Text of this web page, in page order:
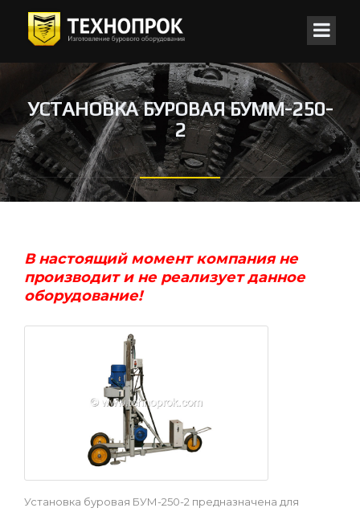
УСТАНОВКА БУРОВАЯ БУММ-250-
2
В настоящий момент компания не
производит и не реализует данное
оборудование!
Установка буровая БУМ-250-2 предназначена для